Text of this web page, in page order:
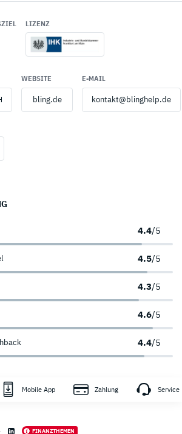
LIZENZ
WEBSITE
bling.de
E-MAIL
kontakt@blinghelp.de
4.4/5
4.5/5
4.3/5
4.6/5
4.4/5
Mobile App Zahlung Service
FINANZTHEMEN